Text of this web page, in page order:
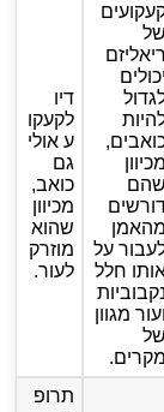
של
ריאליזם
יכולים
מכיוון
שהם
מהאמן
על
חלל
נקבוביות
ועור מגוון
של
מקרים.
דיו
לקעקו
ע אולי
גם
כואב,
מכיוון
שהוא
מוזרק
לעור.
תרופ